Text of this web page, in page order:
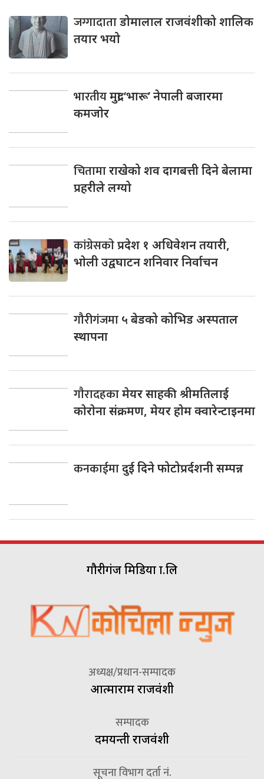
जग्गादाताडोमालाल राजवंशीको शालिक
तयार भयो
भारतीयमुद्रा ‘भारू’ नेपाली बजारमा
कमजाेर
चितामाराखेको शव दागबत्ती दिने बेलामा
प्रहरीले लग्यो
कांग्रेसकाेप्रदेश १ अधिवेशन तयारी,
भाेली उद्वघाटन शनिवार निर्वाचन
गौरीगंजमा ५ बेडको कोभिड अस्पताल
स्थापना
गाैरादहकामेयर साहकी श्रीमतिलाई
काेराेना संक्रमण, मेयर हाेम क्वारेन्टाइनमा
कनकाईमादुई दिने फोटोप्रर्दशनी सम्पन्न
गौरीगंज मिडिया प्रा.लि
अध्यक्ष/प्रधान-सम्पादक
आत्माराम राजवंशी
सम्पादक
दमयन्ती राजवंशी
सूचना विभाग दर्ता नं.